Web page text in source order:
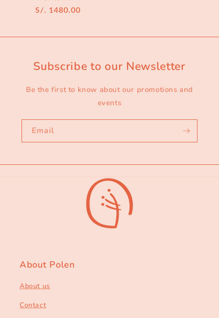
Regular
S/. 1480.00
Subscribe to our Newsletter
Be the first to know about our promotions and
events
Email
About Polen
About us
Contact